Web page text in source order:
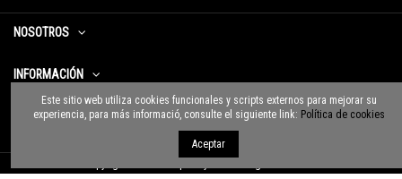
NOSOTROS
INFORMACIÓN
CONTACTO
Este sitio web utiliza cookies funcionales y scripts externos para mejorar su
experiencia, para más informació, consulte el siguiente link: Política de cookies
Aceptar